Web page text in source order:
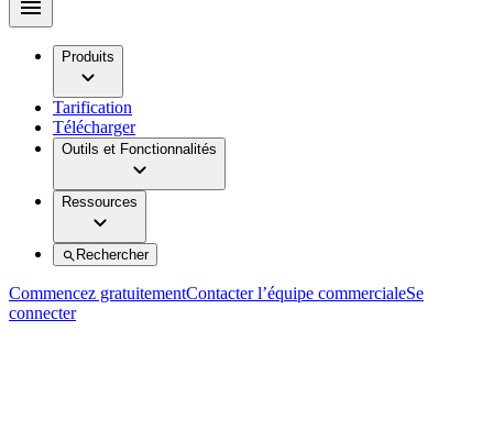
Produits
Tarification
Télécharger
Outils et Fonctionnalités
Ressources
Rechercher
Commencez gratuitementContacter l’équipe commercialeSe
connecter